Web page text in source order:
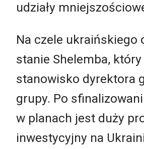
udziały
Na czele ukraińskiego
stanie Shelemba,
stanowisko dyrektora
grupy. Po
w planach jest duży
inwestycyjny na